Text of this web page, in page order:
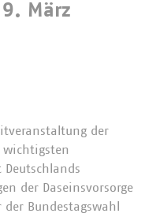
März
der
wichtigsten
der Daseinsvorsorge
Bundestagswahl